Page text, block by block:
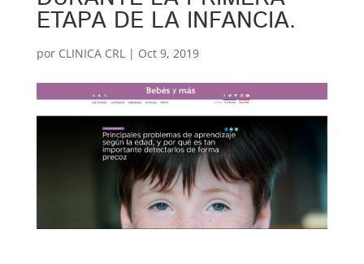
ETAPA DE LA INFANCIA.
por CLINICA CRL| Oct 9, 2019